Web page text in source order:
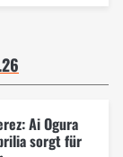
Ai Ogura
sorgt für